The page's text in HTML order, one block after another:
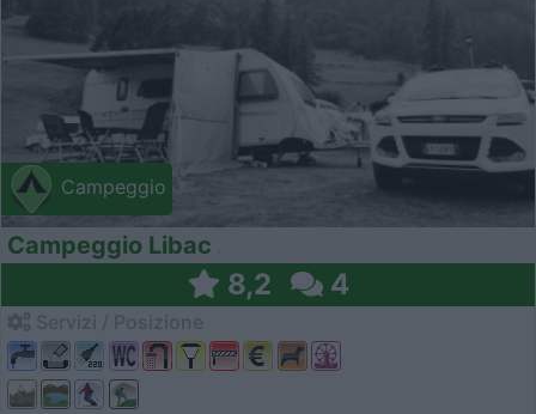
Campeggio
Campeggio Libac
8,2 4